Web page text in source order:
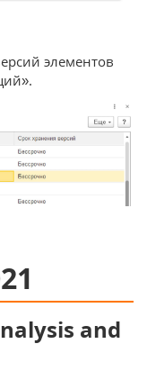
элементов
and